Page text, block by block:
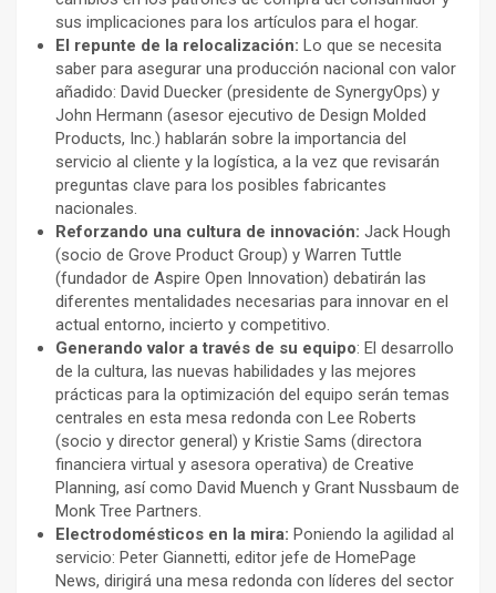
sus implicaciones para los artículos para el hogar.
El repunte de la relocalización: Lo que se necesita
saber para asegurar una producción nacional con valor
añadido: David Duecker (presidente de SynergyOps) y
John Hermann (asesor ejecutivo de Design Molded
Products, Inc.) hablarán sobre la importancia del
servicio al cliente y la logística, a la vez que revisarán
preguntas clave para los posibles fabricantes
nacionales.
Reforzando una cultura de innovación: Jack Hough
(socio de Grove Product Group) y Warren Tuttle
(fundador de Aspire Open Innovation) debatirán las
diferentes mentalidades necesarias para innovar en el
actual entorno, incierto y competitivo.
Generando valor a través de su equipo: El desarrollo
de la cultura, las nuevas habilidades y las mejores
prácticas para la optimización del equipo serán temas
centrales en esta mesa redonda con Lee Roberts
(socio y director general) y Kristie Sams (directora
financiera virtual y asesora operativa) de Creative
Planning, así como David Muench y Grant Nussbaum de
Monk Tree Partners.
Electrodomésticos en la mira: Poniendo la agilidad al
servicio: Peter Giannetti, editor jefe de HomePage
News, dirigirá una mesa redonda con líderes del sector